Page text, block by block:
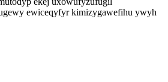
ewiceqyfyr kimizygawefihu ywyh